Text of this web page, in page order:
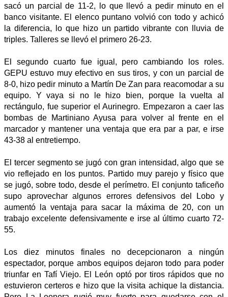
sacó un parcial de 11-2, lo que llevó a pedir minuto en el
banco visitante. El elenco puntano volvió con todo y achicó
la diferencia, lo que hizo un partido vibrante con lluvia de
triples. Talleres se llevó el primero 26-23.
El segundo cuarto fue igual, pero cambiando los roles.
GEPU estuvo muy efectivo en sus tiros, y con un parcial de
8-0, hizo pedir minuto a Martín De Zan para reacomodar a su
equipo. Y vaya si no le hizo bien, porque la vuelta al
rectángulo, fue superior el Aurinegro. Empezaron a caer las
bombas de Martiniano Ayusa para volver al frente en el
marcador y mantener una ventaja que era par a par, e irse
43-38 al entretiempo.
El tercer segmento se jugó con gran intensidad, algo que se
vio reflejado en los puntos. Partido muy parejo y físico que
se jugó, sobre todo, desde el perímetro. El conjunto taficeño
supo aprovechar algunos errores defensivos del Lobo y
aumentó la ventaja para sacar la máxima de 20, con un
trabajo excelente defensivamente e irse al último cuarto 72-
55.
Los diez minutos finales no decepcionaron a ningún
espectador, porque ambos equipos dejaron todo para poder
triunfar en Tafí Viejo. El León optó por tiros rápidos que no
estuvieron certeros e hizo que la visita achique la distancia.